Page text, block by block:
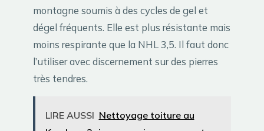
montagne soumis à des cycles de gel et
dégel fréquents. Elle est plus résistante mais
moins respirante que la NHL 3,5. Il faut donc
l’utiliser avec discernement sur des pierres
très tendres.
LIRE AUSSI Nettoyage toiture au